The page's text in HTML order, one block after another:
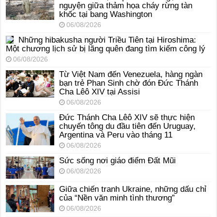
nguyện giữa thảm họa cháy rừng tàn
khốc tại bang Washington
06/08/2026
Những hibakusha người Triều Tiên tại Hiroshima:
Một chương lịch sử bị lãng quên đang tìm kiếm công lý
06/08/2026
Từ Việt Nam đến Venezuela, hàng ngàn
bạn trẻ Phan Sinh chờ đón Đức Thánh
Cha Lêô XIV tại Assisi
06/08/2026
Đức Thánh Cha Lêô XIV sẽ thực hiện
chuyến tông du đầu tiên đến Uruguay,
Argentina và Peru vào tháng 11
06/08/2026
Sức sống nơi giáo điểm Đất Mũi
06/08/2026
Giữa chiến tranh Ukraine, những dấu chỉ
của “Nền văn minh tình thương”
06/08/2026